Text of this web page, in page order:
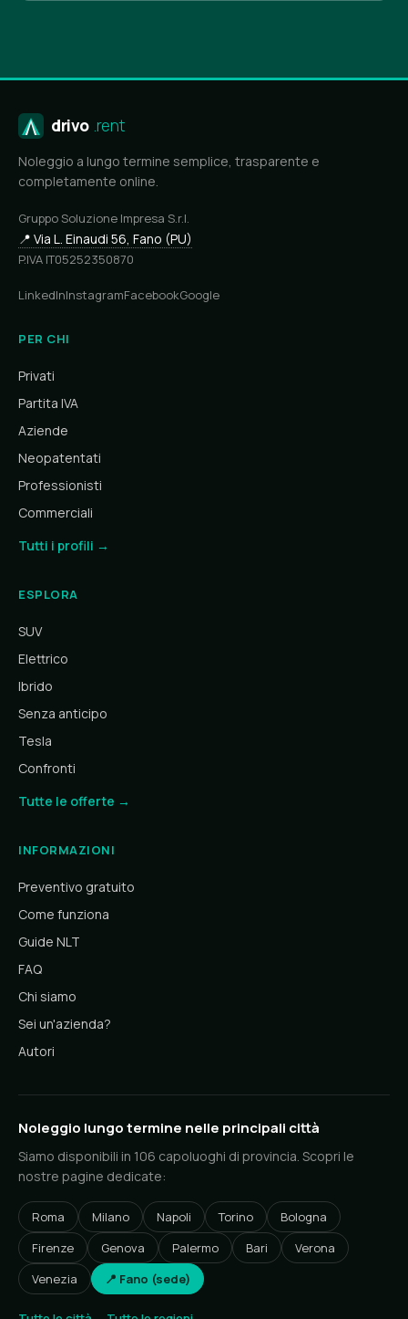
drivo .rent
Noleggio a lungo termine semplice, trasparente e
completamente online.
Gruppo Soluzione Impresa S.r.l.
📍 Via L. Einaudi 56, Fano (PU)
P.IVA IT05252350870
LinkedInInstagramFacebookGoogle
PER CHI
Privati
Partita IVA
Aziende
Neopatentati
Professionisti
Commerciali
Tutti i profili →
ESPLORA
SUV
Elettrico
Ibrido
Senza anticipo
Tesla
Confronti
Tutte le offerte →
INFORMAZIONI
Preventivo gratuito
Come funziona
Guide NLT
FAQ
Chi siamo
Sei un'azienda?
Autori
Noleggio lungo termine nelle principali città
Siamo disponibili in 106 capoluoghi di provincia. Scopri le
nostre pagine dedicate:
Roma Milano Napoli Torino
Bologna
Firenze
Genova Palermo Bari
Verona
Venezia
📍 Fano (sede)